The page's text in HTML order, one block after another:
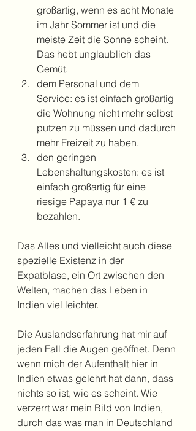
großartig, wenn es acht Monate
im Jahr Sommer ist und die
meiste Zeit die Sonne scheint.
Das hebt unglaublich das
Gemüt.
dem Personal und dem
Service: es ist einfach großartig
die Wohnung nicht mehr selbst
putzen zu müssen und dadurch
mehr Freizeit zu haben.
den geringen
Lebenshaltungskosten: es ist
einfach großartig für eine
riesige Papaya nur 1 € zu
bezahlen.
Das Alles und vielleicht auch diese
spezielle Existenz in der
Expatblase, ein Ort zwischen den
Welten, machen das Leben in
Indien viel leichter.
Die Auslandserfahrung hat mir auf
jeden Fall die Augen geöffnet. Denn
wenn mich der Aufenthalt hier in
Indien etwas gelehrt hat dann, dass
nichts so ist, wie es scheint. Wie
verzerrt war mein Bild von Indien,
durch das was man in Deutschland